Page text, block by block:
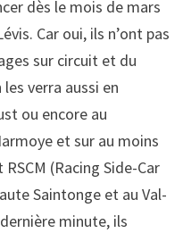
dès le mois de mars
Car oui, ils n’ont pas
sur circuit et du
verra aussi en
ou encore au
et sur au moins
(Racing Side-Car
Saintonge et au Val-
minute, ils